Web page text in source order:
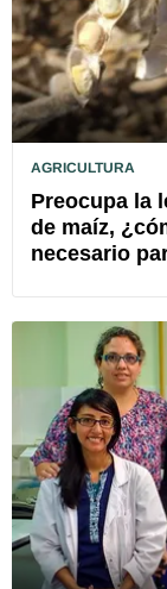
AGRICULTURA
Preocupa la
de maíz,
necesario